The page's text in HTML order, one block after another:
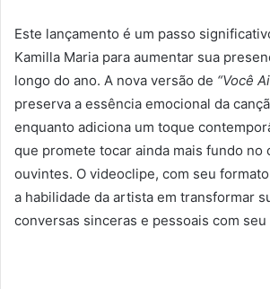
Este lançamento é um passo
Kamilla Maria para aumentar sua
longo do ano. A nova versão de “Você
preserva a essência emocional da
enquanto adiciona um toque
que promete tocar ainda mais fundo no
ouvintes. O videoclipe, com seu
a habilidade da artista em transformar
conversas sinceras e pessoais com